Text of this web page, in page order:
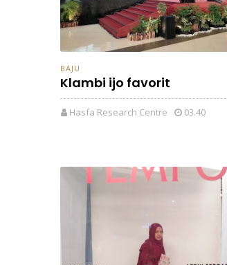
BAJU
Klambi ijo favorit
Hasfa Research Centre 03.40